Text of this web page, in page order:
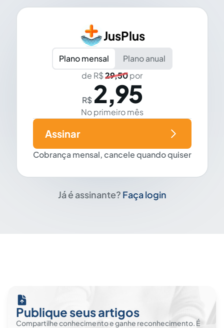
JusPlus
Plano mensal
Plano anual
de R$29,50por
R$ 2,95
No primeiro mês
Cobrança mensal, cancele quando quiser
Assinar
Já é assinante? Faça login
Publique seus artigos
Compartilhe conhecimento e ganhe reconhecimento. É